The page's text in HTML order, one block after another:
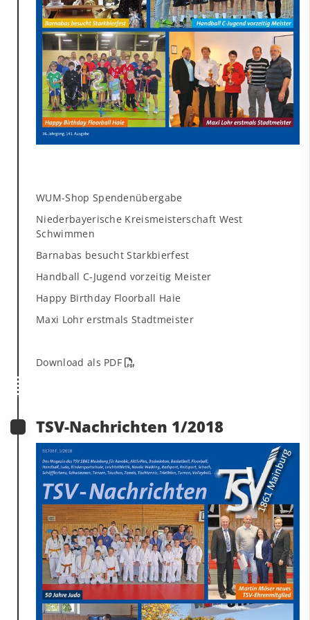
WUM-Shop Spendenübergabe
Niederbayerische Kreismeisterschaft West
Schwimmen
Barnabas besucht Starkbierfest
Handball C-Jugend vorzeitig Meister
Happy Birthday Floorball Haie
Maxi Lohr erstmals Stadtmeister
Download als PDF
TSV-Nachrichten 1/2018